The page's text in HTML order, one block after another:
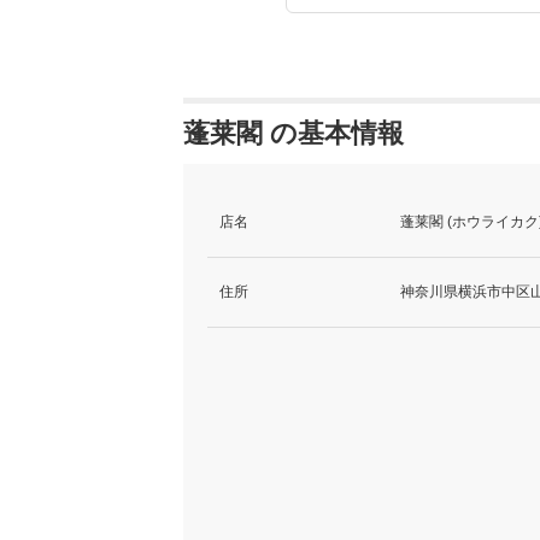
蓬莱閣 の基本情報
店名 蓬莱閣 (ホウライカ
住所 神奈川県横浜市中区